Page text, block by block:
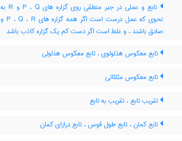
تابع وَ عملی در جبر منطقی روی گزاره های P ، Q و R به
نحوی که عمل درست است اگر همه گزاره های P ، Q ، R و
صادق باشند ، و غلط است اگر دست کم یک گزاره کاذب باشد
تابع معکوس هذلولوی ، تابع معکوس هذلولی
تابع معکوس مثلثاتی
تقریب تابع ، تقریب به تابع
تابع کمان ، تابع طول قوس ، تابع درازای کمان